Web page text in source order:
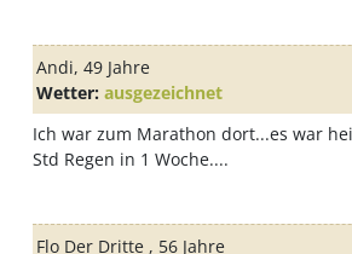
Andi, 49 Jahre
Wetter: ausgezeichnet
Ich war zum Marathon dort...es war
Std Regen in 1 Woche....
Flo Der Dritte , 56 Jahre